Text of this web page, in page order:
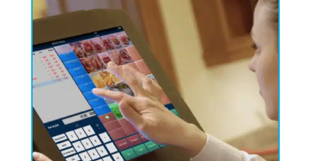
Met de POSnet kassasoftware kun je geheel zelf
producten invoeren en aanpassen,
tafelplattegronden aanmaken en onderhouden,
rapportages maken en uw medewerkers
beheren. Ideaal en flexibel dus.